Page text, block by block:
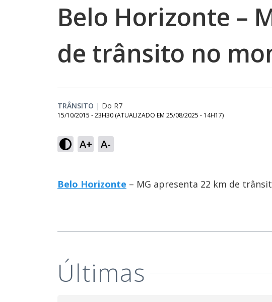
Belo Horizonte –
de trânsito no
TRÂNSITO | Do R7
15/10/2015 - 23H30 (ATUALIZADO EM 25/08/2025 - 14H17)
A+ A-
Belo Horizonte – MG apresenta 22 km de
Últimas